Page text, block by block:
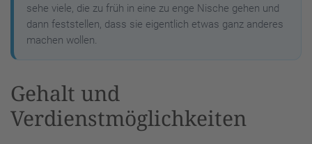
sehe viele, die zu früh in eine zu enge Nische gehen und
dann feststellen, dass sie eigentlich etwas ganz anderes
machen wollen.
Gehalt und
Verdienstmöglichkeiten